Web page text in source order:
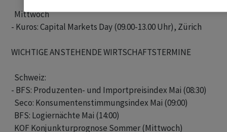
  Mittwoch
- Kuros: Capital Markets Day (09.00-13.00 Uhr), Zürich
WICHTIGE ANSTEHENDE WIRTSCHAFTSTERMINE
  Schweiz:
- BFS: Produzenten- und Importpreisindex Mai (08:30)
  Seco: Konsumentenstimmungsindex Mai (09:00)
  BFS: Logiernächte Mai (14:00)
  KOF Konjunkturprognose Sommer (Mittwoch)